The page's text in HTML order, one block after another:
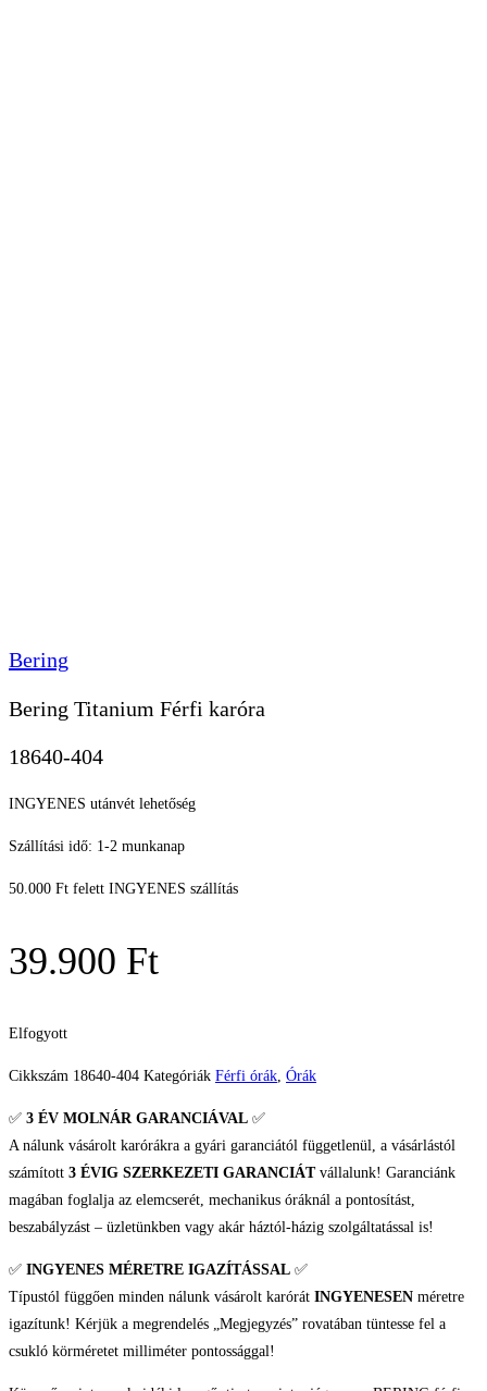
Bering
Bering Titanium Férfi karóra
18640-404
INGYENES utánvét lehetőség
Szállítási idő: 1-2 munkanap
50.000 Ft felett INGYENES szállítás
39.900 Ft
Elfogyott
Cikkszám 18640-404 Kategóriák Férfi órák, Órák
✅ 3 ÉV MOLNÁR GARANCIÁVAL ✅
A nálunk vásárolt karórákra a gyári garanciától függetlenül, a vásárlástól
számított 3 ÉVIG SZERKEZETI GARANCIÁTvállalunk! Garanciánk
magában foglalja az elemcserét, mechanikus óráknál a pontosítást,
beszabályzást – üzletünkben vagy akár háztól-házig szolgáltatással is!
✅ INGYENES MÉRETRE IGAZÍTÁSSAL ✅
Típustól függően minden nálunk vásárolt karórát INGYENESEN méretre
igazítunk! Kérjük a megrendelés „Megjegyzés” rovatában tüntesse fel a
csukló körméretet milliméter pontossággal!